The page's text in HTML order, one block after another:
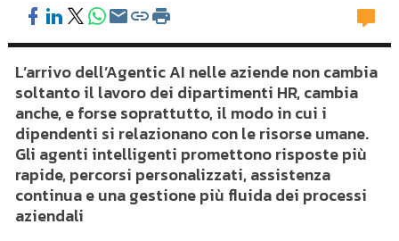
L’arrivo dell’Agentic AI nelle aziende non cambia
soltanto il lavoro dei dipartimenti HR, cambia
anche, e forse soprattutto, il modo in cui i
dipendenti si relazionano con le risorse umane.
Gli agenti intelligenti promettono risposte più
rapide, percorsi personalizzati, assistenza
continua e una gestione più fluida dei processi
aziendali